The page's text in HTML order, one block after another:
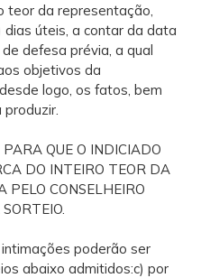
teor da representação,
úteis, a contar da data
defesa prévia, a qual
objetivos da
logo, os fatos, bem
QUE O INDICIADO
DO INTEIRO TEOR DA
PELO CONSELHEIRO
poderão ser
abaixo admitidos:c) por